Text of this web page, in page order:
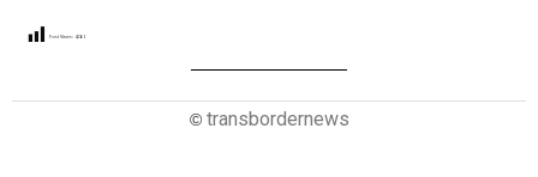
Post Views: 4,061
© transbordernews